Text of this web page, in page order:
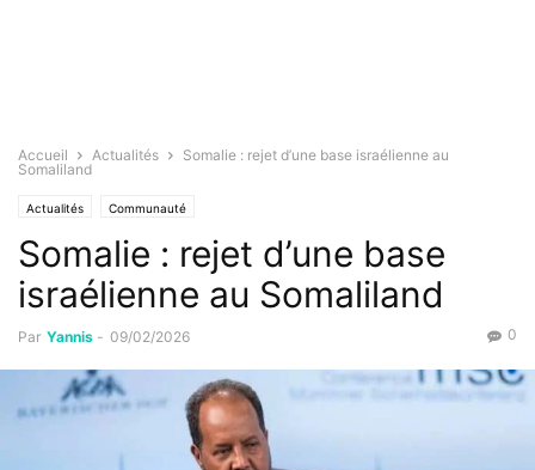
Accueil Actualités
Somalie : rejet d’une base israélienne au
Somaliland
Actualités Communauté
Somalie : rejet d’une base
israélienne au Somaliland
Par Yannis - 09/02/2026 0